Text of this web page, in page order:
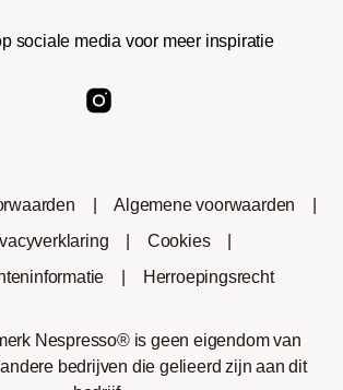
sociale media voor meer inspiratie
Algemene voorwaarden
Cookies
Herroepingsrecht
Nespresso® is geen eigendom van
bedrijven die gelieerd zijn aan dit